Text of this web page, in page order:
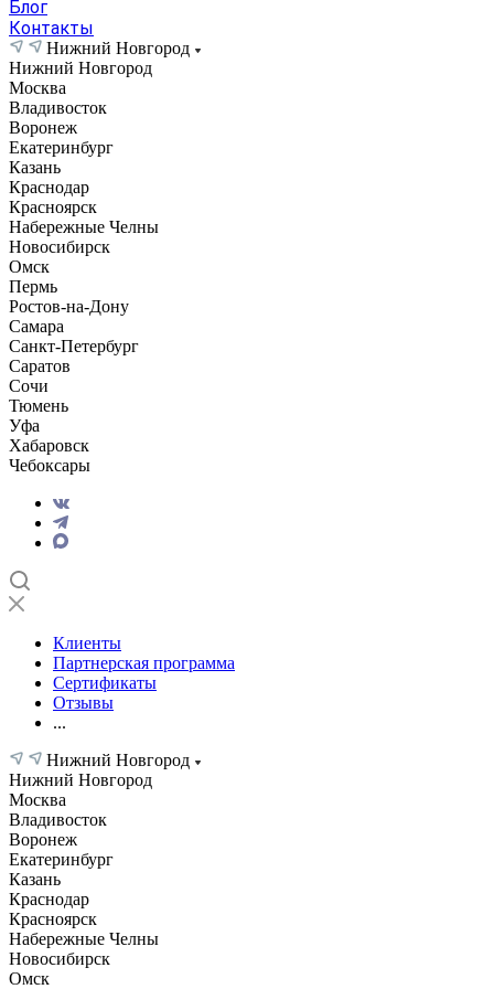
Блог
Контакты
Нижний Новгород
Нижний Новгород
Москва
Владивосток
Воронеж
Екатеринбург
Казань
Краснодар
Красноярск
Набережные Челны
Новосибирск
Омск
Пермь
Ростов-на-Дону
Самара
Санкт-Петербург
Саратов
Сочи
Тюмень
Уфа
Хабаровск
Чебоксары
Клиенты
Партнерская программа
Сертификаты
Отзывы
...
Нижний Новгород
Нижний Новгород
Москва
Владивосток
Воронеж
Екатеринбург
Казань
Краснодар
Красноярск
Набережные Челны
Новосибирск
Омск